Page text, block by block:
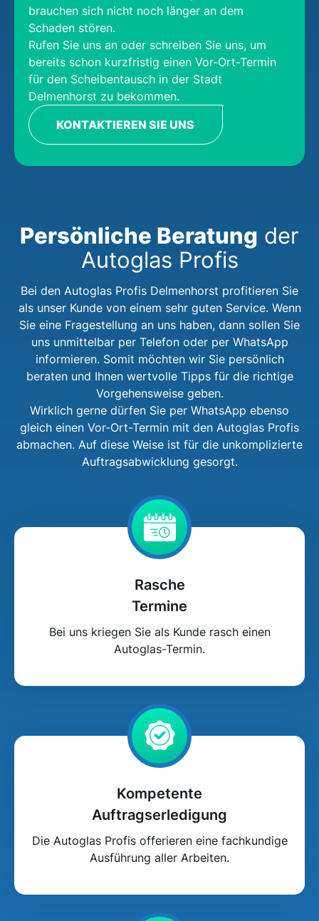
brauchen sich nicht noch länger an dem
Schaden stören.
Rufen Sie uns an oder schreiben Sie uns, um
bereits schon kurzfristig einen Vor-Ort-Termin
für den Scheibentausch in der Stadt
Delmenhorst zu bekommen.
KONTAKTIEREN SIE UNS
Persönliche Beratung der
Autoglas Profis
Bei den Autoglas Profis Delmenhorst profitieren Sie
als unser Kunde von einem sehr guten Service. Wenn
Sie eine Fragestellung an uns haben, dann sollen Sie
uns unmittelbar per Telefon oder per WhatsApp
informieren. Somit möchten wir Sie persönlich
beraten und Ihnen wertvolle Tipps für die richtige
Vorgehensweise geben.
Wirklich gerne dürfen Sie per WhatsApp ebenso
gleich einen Vor-Ort-Termin mit den Autoglas Profis
abmachen. Auf diese Weise ist für die unkomplizierte
Auftragsabwicklung gesorgt.
Rasche
Termine
Bei uns kriegen Sie als Kunde rasch einen
Autoglas-Termin.
Kompetente
Auftragserledigung
Die Autoglas Profis offerieren eine fachkundige
Ausführung aller Arbeiten.